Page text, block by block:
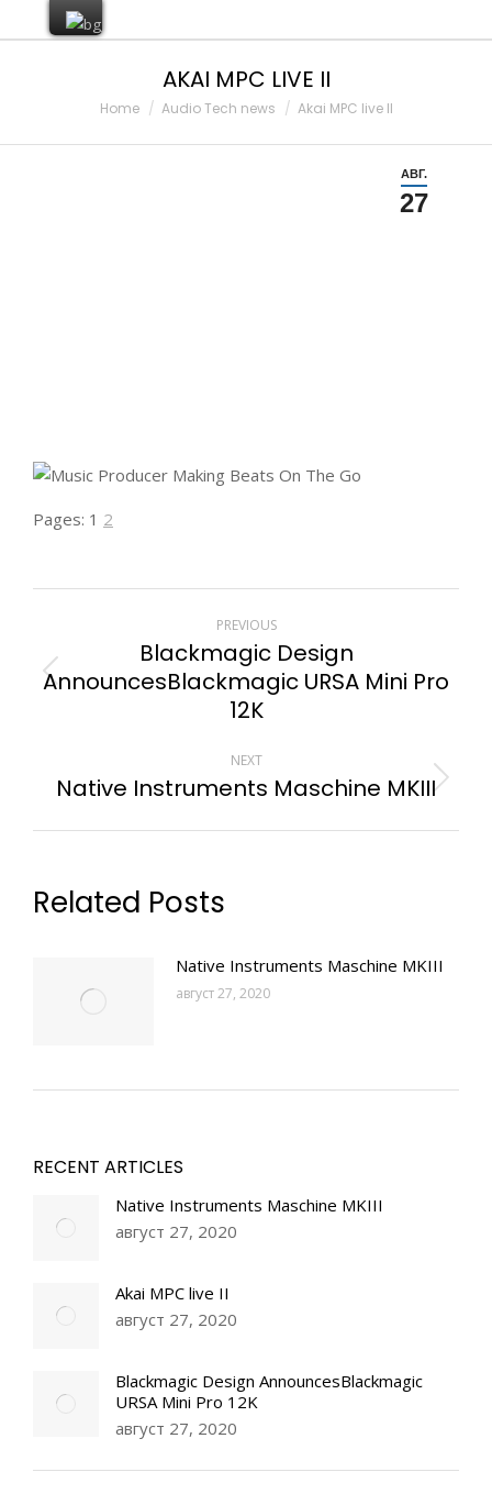
AKAI MPC LIVE II
You are here:
Home Audio Tech news Akai MPC live II
АВГ.
27
Pages: 1 2
POST
NAVIGATION
PREVIOUS
Previous
post:
Blackmagic Design
AnnouncesBlackmagic URSA Mini Pro
12K
NEXT
Next
Native Instruments Maschine MKIII
Related Posts
Native Instruments Maschine MKIII
август 27, 2020
RECENT ARTICLES
Native Instruments Maschine MKIII
август 27, 2020
Akai MPC live II
август 27, 2020
Blackmagic Design AnnouncesBlackmagic
URSA Mini Pro 12K
август 27, 2020